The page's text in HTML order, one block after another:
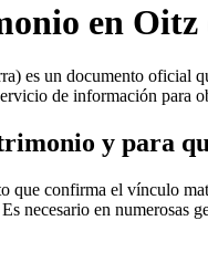
en Oitz
es un documento oficial
de información para
y para
que confirma el vínculo
necesario en numerosas